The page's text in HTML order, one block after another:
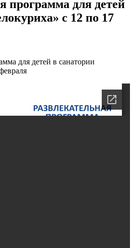
программа для детей
с 12 по 17